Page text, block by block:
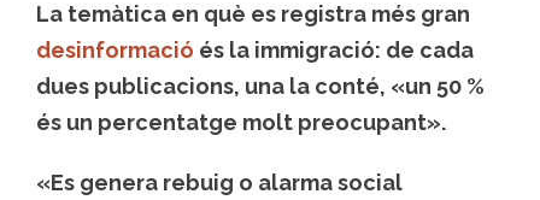
La temàtica en què es registra més gran
desinformació és la immigració: de cada
dues publicacions, una la conté, «un 50 %
és un percentatge molt preocupant».
«Es genera rebuig o alarma social